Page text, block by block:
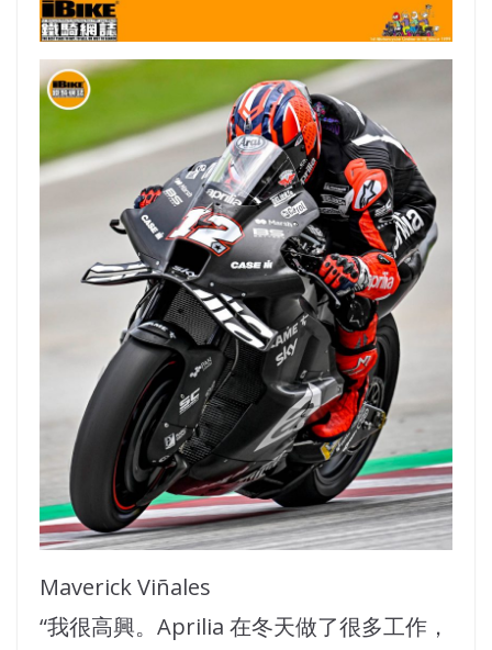
Maverick Viñales
“我很高興。Aprilia 在冬天做了很多工作，